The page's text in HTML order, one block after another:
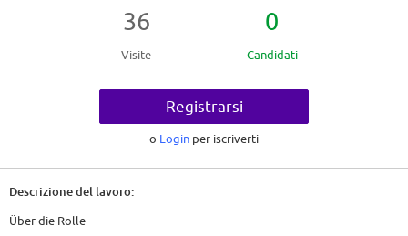
36
Visite
0
Candidati
Registrarsi
o Login per iscriverti
Descrizione del lavoro:
Über die Rolle